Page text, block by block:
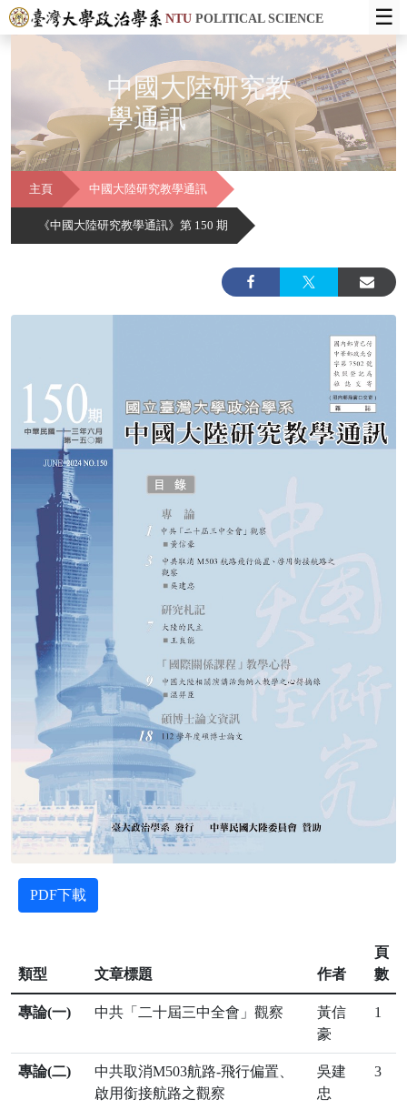
NTUPOLITICAL SCIENCE ☰
中國大陸研究教
學通訊
主頁 中國大陸研究教學通訊
《中國大陸研究教學通訊》第 150 期
PDF下載
類型 文章標題 作者
頁
數
專論(一) 中共「二十屆三中全會」觀察
黃信
豪
1
專論(二)
中共取消M503航路-飛行偏置、
啟用銜接航路之觀察
吳建
忠
3